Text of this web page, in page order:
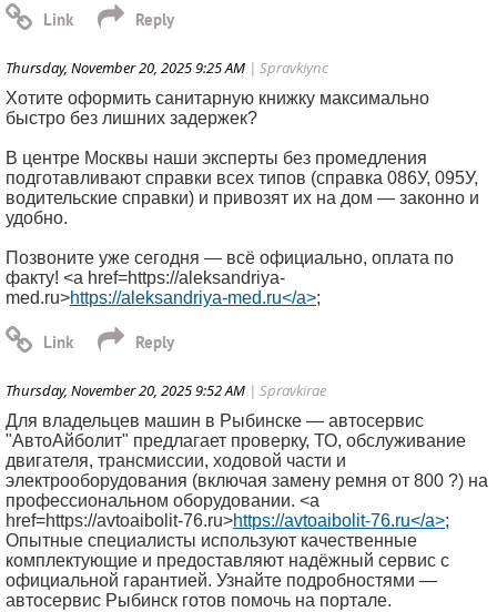
Thursday, November 20, 2025 9:25 AM | Spravkiync
Хотите оформить санитарную книжку максимально
быстро без лишних задержек?
В центре Москвы наши эксперты без промедления
подготавливают справки всех типов (справка 086У, 095У,
водительские справки) и привозят их на дом — законно и
удобно.
Позвоните уже сегодня — всё официально, оплата по
факту! <a href=https://aleksandriya-
med.ru>https://aleksandriya-med.ru</a>;
Thursday, November 20, 2025 9:52 AM | Spravkirae
Для владельцев машин в Рыбинске — автосервис
"АвтоАйболит" предлагает проверку, ТО, обслуживание
двигателя, трансмиссии, ходовой части и
электрооборудования (включая замену ремня от 800 ?) на
профессиональном оборудовании. <a
href=https://avtoaibolit-76.ru>https://avtoaibolit-76.ru</a>;
Опытные специалисты используют качественные
комплектующие и предоставляют надёжный сервис с
официальной гарантией. Узнайте подробностями —
автосервис Рыбинск готов помочь на портале.